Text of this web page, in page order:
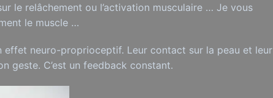
le relâchement ou l’activation musculaire … Je vous
le muscle …
effet neuro-proprioceptif. Leur contact sur la peau et leur
geste. C’est un feedback constant.